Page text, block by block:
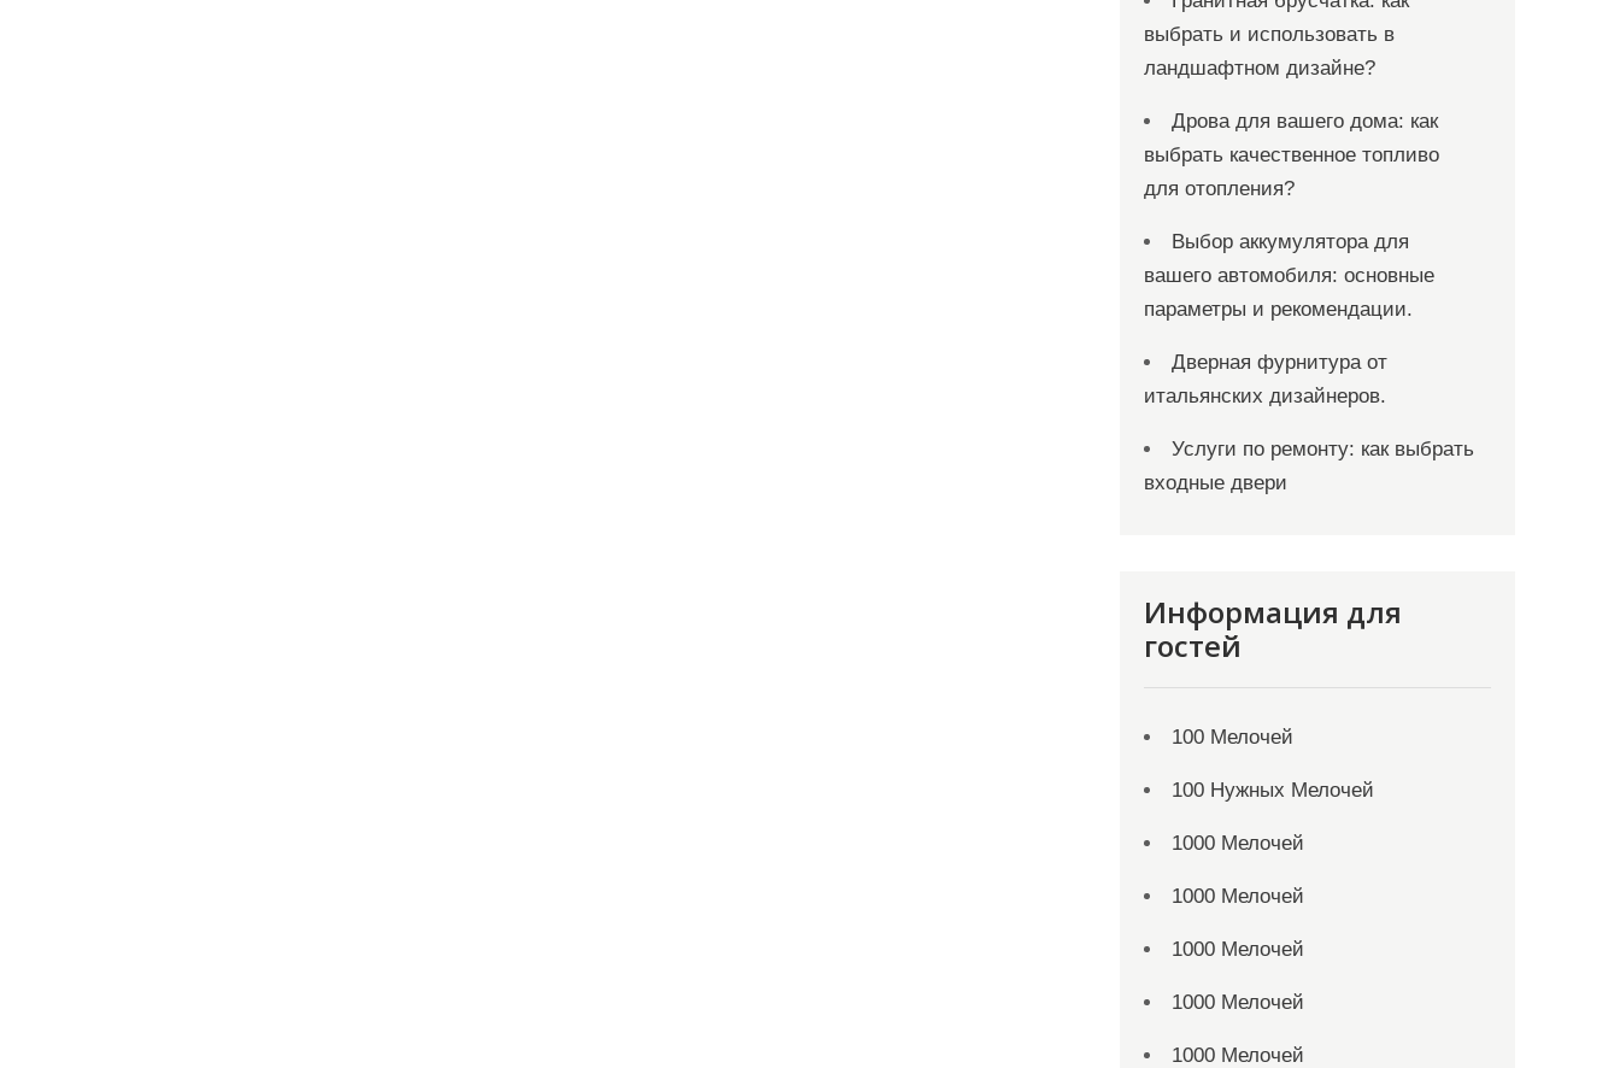
выбрать и использовать в
ландшафтном дизайне?
Дрова для вашего дома: как
выбрать качественное топливо
для отопления?
Выбор аккумулятора для
вашего автомобиля: основные
параметры и рекомендации.
Дверная фурнитура от
итальянских дизайнеров.
Услуги по ремонту: как выбрать
входные двери
Информация для
гостей
100 Мелочей
100 Нужных Мелочей
1000 Мелочей
1000 Мелочей
1000 Мелочей
1000 Мелочей
1000 Мелочей